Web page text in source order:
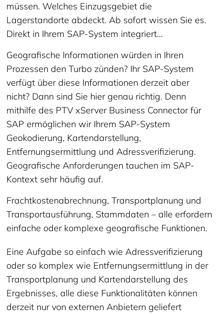
müssen. Welches Einzugsgebiet die
Lagerstandorte abdeckt. Ab sofort wissen Sie es.
Direkt in Ihrem SAP-System integriert...
Geografische Informationen würden in Ihren
Prozessen den Turbo zünden? Ihr SAP-System
verfügt über diese Informationen derzeit aber
nicht? Dann sind Sie hier genau richtig. Denn
mithilfe des PTV xServer Business Connector für
SAP ermöglichen wir Ihrem SAP-System
Geokodierung, Kartendarstellung,
Entfernungsermittlung und Adressverifizierung.
Geografische Anforderungen tauchen im SAP-
Kontext sehr häufig auf.
Frachtkostenabrechnung, Transportplanung und
Transportausführung, Stammdaten – alle erfordern
einfache oder komplexe geografische Funktionen.
Eine Aufgabe so einfach wie Adressverifizierung
oder so komplex wie Entfernungsermittlung in der
Transportplanung und Kartendarstellung des
Ergebnisses, alle diese Funktionalitäten können
derzeit nur von externen Anbietern geliefert